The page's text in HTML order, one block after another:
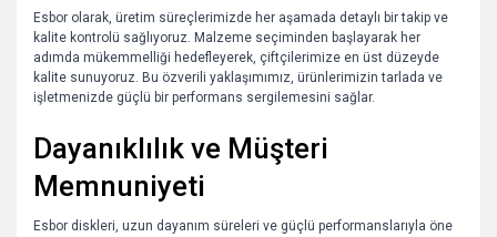
Esbor olarak, üretim süreçlerimizde her aşamada detaylı bir takip ve
kalite kontrolü sağlıyoruz. Malzeme seçiminden başlayarak her
adımda mükemmelliği hedefleyerek, çiftçilerimize en üst düzeyde
kalite sunuyoruz. Bu özverili yaklaşımımız, ürünlerimizin tarlada ve
işletmenizde güçlü bir performans sergilemesini sağlar.
Dayanıklılık ve Müşteri
Memnuniyeti
Esbor diskleri, uzun dayanım süreleri ve güçlü performanslarıyla öne